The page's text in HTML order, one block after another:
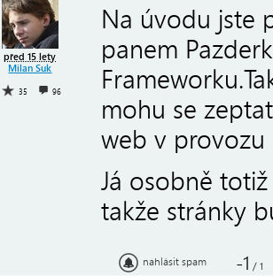
před 15 lety
Milan Suk
35 96
Na úvodu jste
panem
mohu se
web v provozu
Já osobně
takže stránky
nahlásit spam -1 / 1